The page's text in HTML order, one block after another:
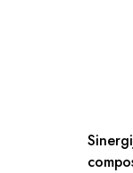
Sinergija / Soft